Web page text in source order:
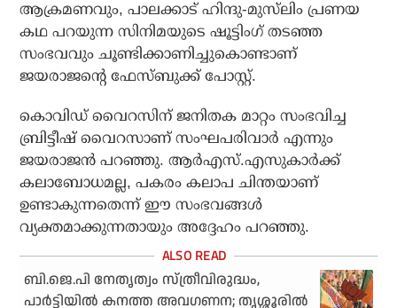
ആക്രമണവും, പാലക്കാട് ഹിന്ദു-മുസ്‌ലിം പ്രണയ
കഥ പറയുന്ന സിനിമയുടെ ഷൂട്ടിംഗ് തടഞ്ഞ
സംഭവവും ചൂണ്ടിക്കാണിച്ചുകൊണ്ടാണ്
ജയരാജന്റെ ഫേസ്ബുക്ക് പോസ്റ്റ്.
കൊവിഡ് വൈറസിന് ജനിതക മാറ്റം സംഭവിച്ച
ബ്രിട്ടീഷ് വൈറസാണ് സംഘപരിവാര്‍ എന്നും
ജയരാജന്‍ പറഞ്ഞു. ആര്‍എസ്.എസുകാര്‍ക്ക്
കലാബോധമല്ല, പകരം കലാപ ചിന്തയാണ്
ഉണ്ടാകുന്നതെന്ന് ഈ സംഭവങ്ങള്‍
വ്യക്തമാക്കുന്നതായും അദ്ദേഹം പറഞ്ഞു.
ബി.ജെ.പി നേതൃത്വം സ്ത്രീവിരുദ്ധം,
പാര്‍ട്ടിയില്‍ കനത്ത അവഗണന; തൃശ്ശൂരില്‍